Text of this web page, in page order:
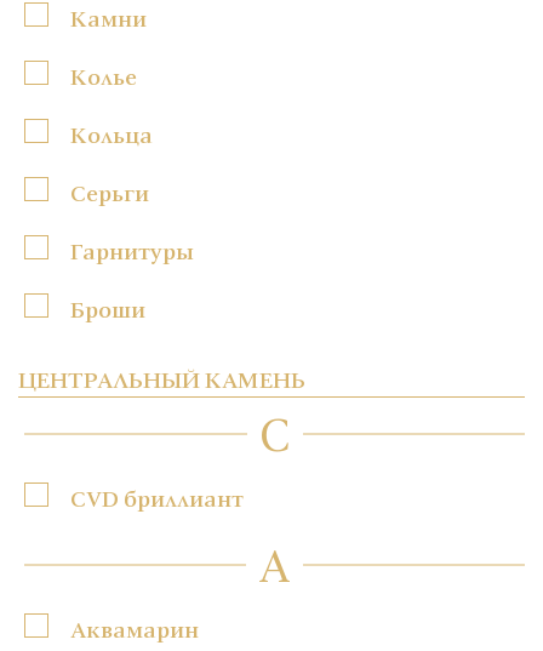
Камни
Колье
Кольца
Серьги
Гарнитуры
Броши
ЦЕНТРАЛЬНЫЙ КАМЕНЬ
C
CVD бриллиант
А
Аквамарин